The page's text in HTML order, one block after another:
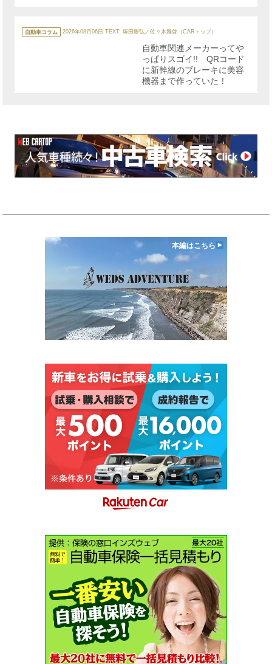
テ
ゴ
自動車コラム 2026年08月06日 TEXT: 塚田勝弘／佐々木雅啓（CARトップ）
自動車関連メーカーってや
っぱりスゴイ!! QRコード
に新幹線のブレーキに美容
機器まで作っていた！
本編はこちら